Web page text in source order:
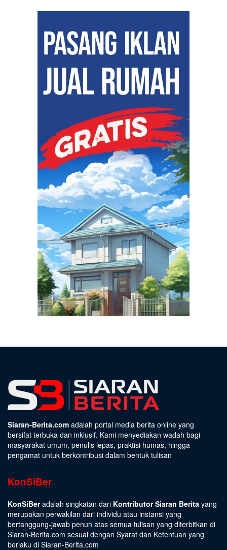
Siaran-Berita.com adalah portal media berita online yang
bersifat terbuka dan inklusif. Kami menyediakan wadah bagi
masyarakat umum, penulis lepas, praktisi humas, hingga
pengamat untuk berkontribusi dalam bentuk tulisan
KonSiBer
KonSiBeradalah singkatan dari Kontributor Siaran Berita yang
merupakan perwakilan dari individu atau instansi yang
bertanggung-jawab penuh atas semua tulisan yang diterbitkan di
Siaran-Berita.com sesuai dengan Syarat dan Ketentuan yang
berlaku di Siaran-Berita.com